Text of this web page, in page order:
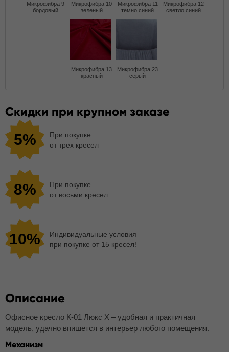
Микрофибра 9
бордовый
Микрофибра 10
зеленый
Микрофибра 11
темно синий
Микрофибра 12
светло синий
Микрофибра 13
красный
Микрофибра 23
серый
Скидки при крупном заказе
5%
При покупке
от трех кресел
8%
При покупке
от восьми кресел
10%
Индивидуальные условия
при покупке от 15 кресел!
Описание
Офисное кресло К-01 Люкс Х – удобная и практичная
модель, удачно впишется в интерьер любого помещения.
Механизм